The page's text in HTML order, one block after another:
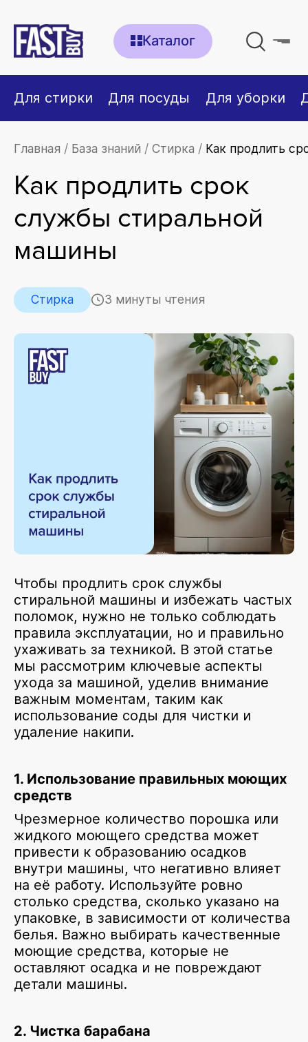
Каталог
Для стирки Для посуды Для уборки
Главная База знаний Стирка Как продлить
Как продлить срок
службы стиральной
машины
Стирка 3 минуты чтения
Чтобы продлить срок службы
стиральной машины и избежать частых
поломок, нужно не только соблюдать
правила эксплуатации, но и правильно
ухаживать за техникой. В этой статье
мы рассмотрим ключевые аспекты
ухода за машиной, уделив внимание
важным моментам, таким как
использование соды для чистки и
удаление накипи.
1. Использование правильных моющих
средств
Чрезмерное количество порошка или
жидкого моющего средства может
привести к образованию осадков
внутри машины, что негативно влияет
на её работу. Используйте ровно
столько средства, сколько указано на
упаковке, в зависимости от количества
белья. Важно выбирать качественные
моющие средства, которые не
оставляют осадка и не повреждают
детали машины.
2. Чистка барабана